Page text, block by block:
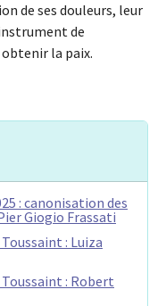
de ses douleurs, leur
de
la paix.
: canonisation des
Giogio Frassati
: Luiza
: Robert